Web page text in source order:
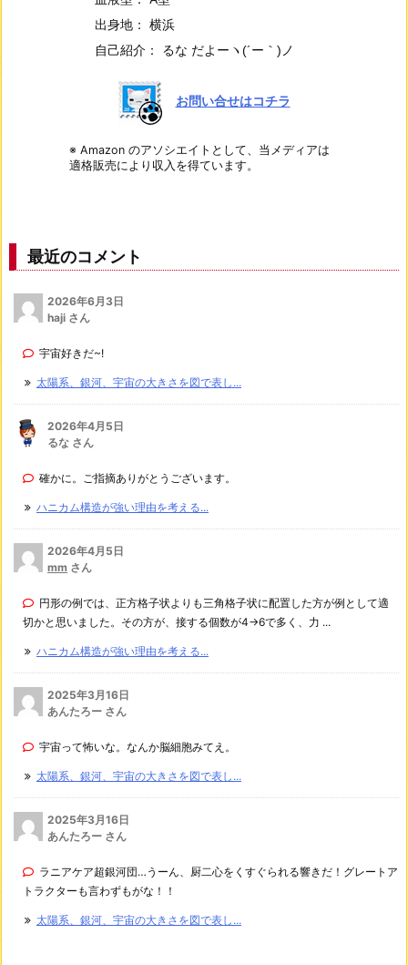
出身地： 横浜
自己紹介： るな だよー ヽ(´ー｀)ノ
お問い合せはコチラ
※ Amazon のアソシエイトとして、当メディアは
適格販売により収入を得ています。
最近のコメント
2026年6月3日
haji さん
宇宙好きだ~!
太陽系、銀河、宇宙の大きさを図で表し...
2026年4月5日
るな さん
確かに。ご指摘ありがとうございます。
ハニカム構造が強い理由を考える...
2026年4月5日
mm さん
円形の例では、正方格子状よりも三角格子状に配置した方が例として適
切かと思いました。その方が、接する個数が4→6で多く、力 ...
ハニカム構造が強い理由を考える...
2025年3月16日
あんたろー さん
宇宙って怖いな。なんか脳細胞みてえ。
太陽系、銀河、宇宙の大きさを図で表し...
2025年3月16日
あんたろー さん
ラニアケア超銀河団…うーん、厨二心をくすぐられる響きだ！グレートア
トラクターも言わずもがな！！
太陽系、銀河、宇宙の大きさを図で表し...